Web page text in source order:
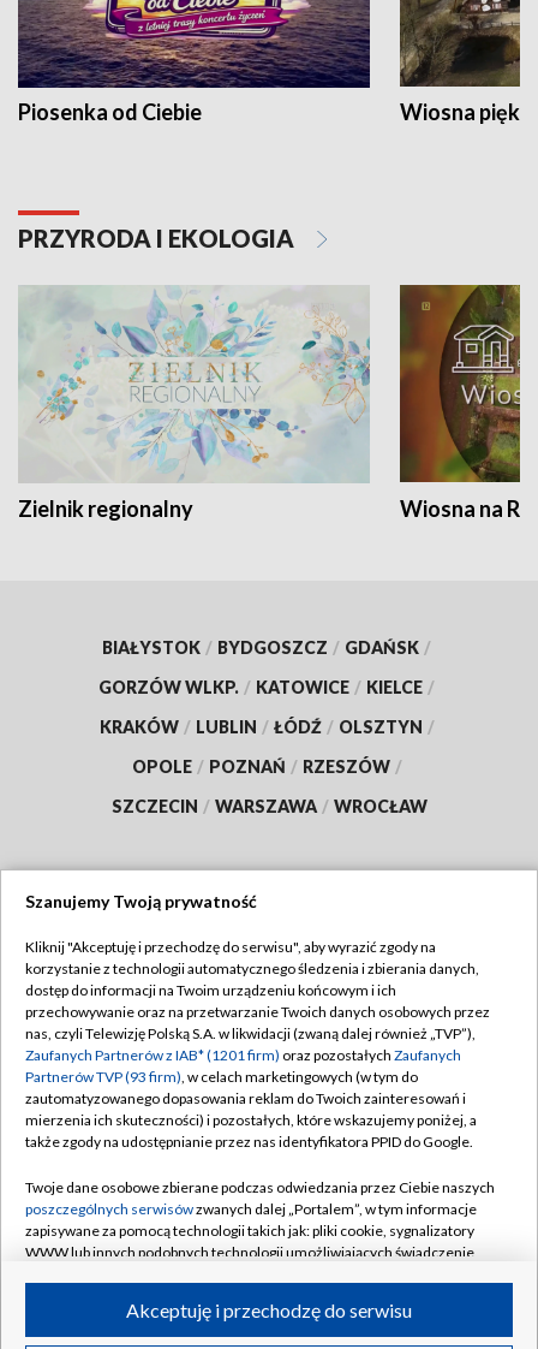
Piosenka od Ciebie Wiosna
PRZYRODA I EKOLOGIA
Zielnik regionalny Wiosna na
BIAŁYSTOK / BYDGOSZCZ / GDAŃSK /
GORZÓW WLKP. / KATOWICE / KIELCE /
KRAKÓW / LUBLIN / ŁÓDŹ / OLSZTYN /
OPOLE / POZNAŃ / RZESZÓW /
SZCZECIN / WARSZAWA / WROCŁAW
TVP
Abonament TVP
Emisja w TVP
Centrum informacji TVP
Naziemna Telewizja Cyfrowa
Rada Programowa
System NOS
Informacje o nadawcy
Program dla prasy
Regulamin TVP
Polityka prywatności
Moje zgody
Pomoc
Kontakt
Kanały
Szanujemy Twoją prywatność
Kliknij "Akceptuję i przechodzę do serwisu", aby wyrazić zgody na
korzystanie z technologii automatycznego śledzenia i zbierania danych,
dostęp do informacji na Twoim urządzeniu końcowym i ich
przechowywanie oraz na przetwarzanie Twoich danych osobowych przez
nas, czyli Telewizję Polską S.A. w likwidacji (zwaną dalej również „TVP”),
Zaufanych Partnerów z IAB* (1201 firm) oraz pozostałych Zaufanych
Partnerów TVP (93 firm), w celach marketingowych (w tym do
zautomatyzowanego dopasowania reklam do Twoich zainteresowań i
mierzenia ich skuteczności) i pozostałych, które wskazujemy poniżej, a
także zgody na udostępnianie przez nas identyfikatora PPID do Google.
Twoje dane osobowe zbierane podczas odwiedzania przez Ciebie naszych
poszczególnych serwisówzwanych dalej „Portalem”, w tym informacje
zapisywane za pomocą technologii takich jak: pliki cookie, sygnalizatory
WWW lub innych podobnych technologii umożliwiających świadczenie
ruchu w Internecie.Akceptuję i przechodzę do serwisu